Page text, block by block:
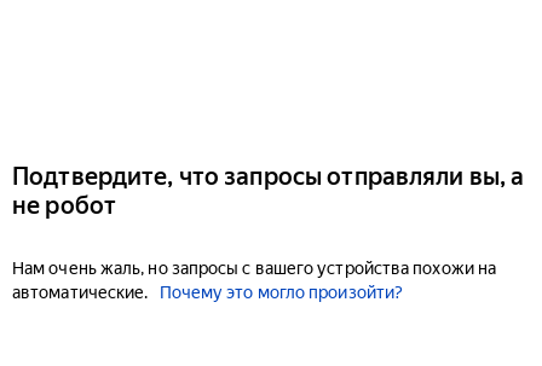
Подтвердите, что запросы отправляли вы, а
не робот
Нам очень жаль, но запросы с вашего устройства похожи на
автоматические.
Почему это могло произойти?